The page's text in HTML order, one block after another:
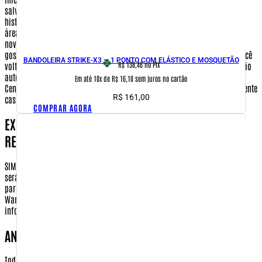
BANDOLEIRA STRIKE-X3 — 1 PONTO COM ELÁSTICO E MOSQUETÃO
R$ 138,46no PIX
Em até 10x de R$ 16,10 sem juros no cartão
R$ 161,00
COMPRAR AGORA
salvas.
histórico de seus pedidos.
áreas de seu interesse para receber, semanalmente, um E-mail com todas as
novidades da Warfare.com.br. Escolha os assuntos referentes ao qual você
gostaria de receber os principais lançamentos. Clique em 'Continuar'. Você
voltará para a tela inicial da área 'Meu Cadastro'. Suas alterações estarão
automaticamente salvas.Encerrar Sessão:Encerra sua sessão com a
Central do Cliente, fazendo com que você tenha que se identificar novamente
caso queira atualizar seus dados ou finalizar uma compra.
EXISTE ALGUM PASSO DA TRANSAÇÃO DE COMPRA,
REALIZADA FORA DO SITE HTTP://WARFARE.COM.BR?
SIM. Ao efetuar sua compra por cartão de credito ou boleto bancario, você
será redirecionado ao ambiente do meio de pagamento de forma segura
para que possa efetuar seu pagamento.
Warfare.com.br não terá acesso, em nenhum desses dados e a nenhuma
informação fornecida pelo cliente fora do nosso site.
ANÁLISES DE DADOS CADASTRAIS